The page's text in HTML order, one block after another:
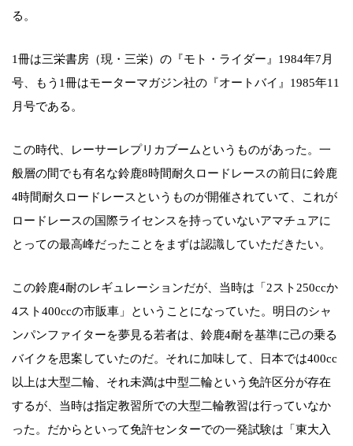
る。
1冊は三栄書房（現・三栄）の『モト・ライダー』1984年7月
号、もう1冊はモーターマガジン社の『オートバイ』1985年11
月号である。
この時代、レーサーレプリカブームというものがあった。一
般層の間でも有名な鈴鹿8時間耐久ロードレースの前日に鈴鹿
4時間耐久ロードレースというものが開催されていて、これが
ロードレースの国際ライセンスを持っていないアマチュアに
とっての最高峰だったことをまずは認識していただきたい。
この鈴鹿4耐のレギュレーションだが、当時は「2スト250ccか
4スト400ccの市販車」ということになっていた。明日のシャ
ンパンファイターを夢見る若者は、鈴鹿4耐を基準に己の乗る
バイクを思案していたのだ。それに加味して、日本では400cc
以上は大型二輪、それ未満は中型二輪という免許区分が存在
するが、当時は指定教習所での大型二輪教習は行っていなか
った。だからといって免許センターでの一発試験は「東大入